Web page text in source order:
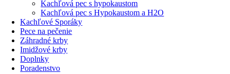
Kachľová pec s hypokaustom
Kachľová pec s Hypokaustom a H2O
Kachľové Sporáky
Pece na pečenie
Záhradné krby
Imidžové krby
Doplnky
Poradenstvo